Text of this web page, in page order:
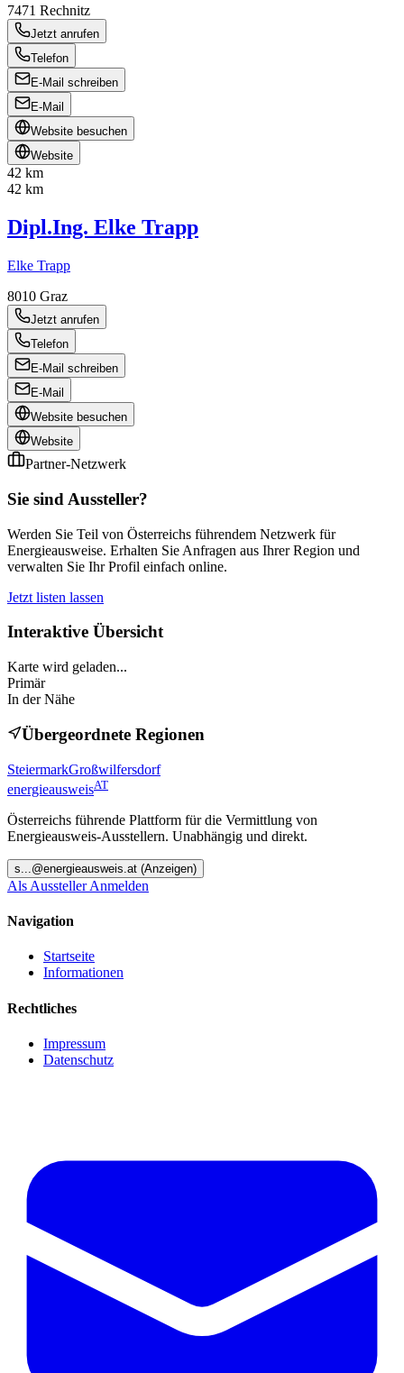
7471 Rechnitz
Jetzt anrufen
Telefon
E-Mail schreiben
E-Mail
Website besuchen
Website
42 km
42 km
Dipl.Ing. Elke Trapp
Elke Trapp
8010 Graz
Jetzt anrufen
Telefon
E-Mail schreiben
E-Mail
Website besuchen
Website
Partner-Netzwerk
Sie sind Aussteller?
Werden Sie Teil von Österreichs führendem Netzwerk für
Energieausweise. Erhalten Sie Anfragen aus Ihrer Region und
verwalten Sie Ihr Profil einfach online.
Jetzt listen lassen
Interaktive Übersicht
Karte wird geladen...
Primär
In der Nähe
Übergeordnete Regionen
SteiermarkGroßwilfersdorf
energieausweisAT
Österreichs führende Plattform für die Vermittlung von
Energieausweis-Ausstellern. Unabhängig und direkt.
s ...@energieausweis.at (Anzeigen)
Als Aussteller Anmelden
Navigation
Startseite
Informationen
Rechtliches
Impressum
Datenschutz